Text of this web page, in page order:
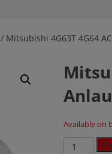
/ Mitsubishi 4G63T 4G64
Available on
Mitsubishi